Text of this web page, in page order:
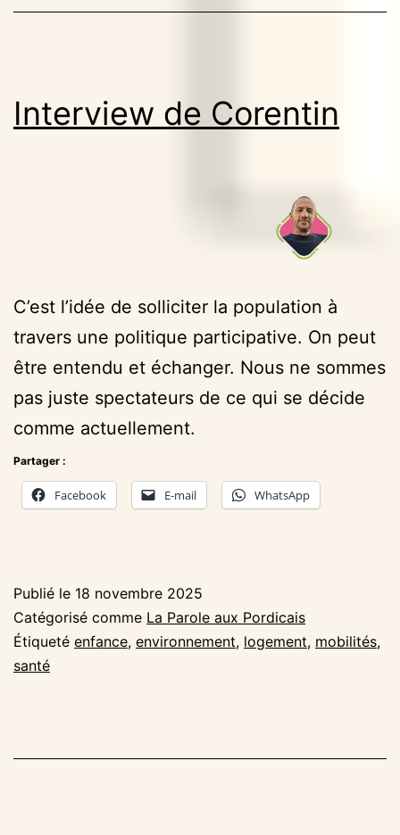
Interview de Corentin
C’est l’idée de solliciter la population à
travers une politique participative. On peut
être entendu et échanger. Nous ne sommes
pas juste spectateurs de ce qui se décide
comme actuellement.
Partager :
Facebook E-mail WhatsApp
Publié le 18 novembre 2025
Catégorisé comme La Parole aux Pordicais
Étiqueté enfance, environnement, logement, mobilités,
santé